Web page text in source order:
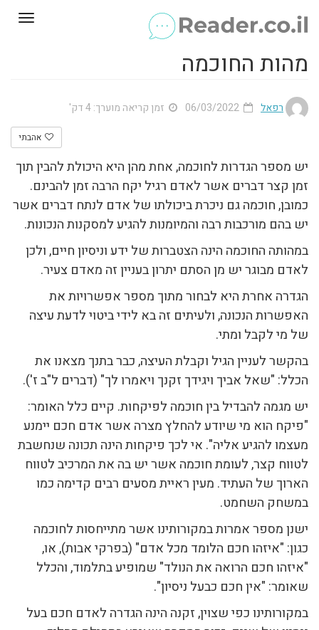
מהות החוכמה
רפאל זמן קריאה מוערך: 4 דק'
אהבתי
יש מספר הגדרות לחוכמה, אחת מהן היא היכולת להבין תוך
זמן קצר דברים אשר לאדם רגיל יקח הרבה זמן להבינם.
כמובן, חוכמה גם ניכרת ביכולתו של אדם לנתח דברים אשר
יש בהם מורכבות רבה והמיומנות להגיע למסקנות הנכונות.
במהותה החוכמה הינה הצטברות של ידע וניסיון חיים, ולכן
לאדם מבוגר יש מן הסתם יתרון בעניין זה מאדם צעיר.
הגדרה אחרת היא לבחור מתוך מספר אפשרויות את
האפשרות הנכונה, ולעיתים זה בא לידי ביטוי לדעת עיצה
של מי לקבל ומתי.
בהקשר לעניין הגיל וקבלת העיצה, כבר בתנך מצאנו את
הכלל: "שאל אביך ויגידך זקנך ויאמרו לך" (דברים ל"ב ז').
יש מגמה להבדיל בין חוכמה לפיקחות. קיים כלל האומר:
"פיקח הוא מי שיודע להחלץ מצרה אשר אדם חכם יימנע
מעצמו להגיע אליה". אי לכך פיקחות הינה תכונה שנחשבת
לטווח קצר, לעומת חוכמה אשר יש בה את המרכיב לטווח
הארוך של העתיד. מעין ראיית מסעים רבים קדימה כמו
במשחק השחמט.
ישנן מספר אמרות במקורותינו אשר מתייחסות לחוכמה
כגון: "איזהו חכם הלומד מכל אדם" (בפרקי אבות), או,
"איזהו חכם הרואה את הנולד" שמופיע בתלמוד, והכלל
שאומר: "אין חכם כבעל ניסיון".
במקורותינו כפי שצוין, זקנה הינה הגדרה לאדם חכם בעל